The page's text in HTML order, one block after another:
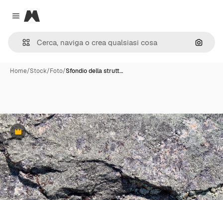
Close menu
Magnific
Cerca
Home/Stock/Foto/Sfondio della strutt…
Premium